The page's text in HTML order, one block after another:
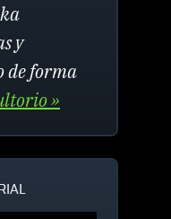
y
de forma
»